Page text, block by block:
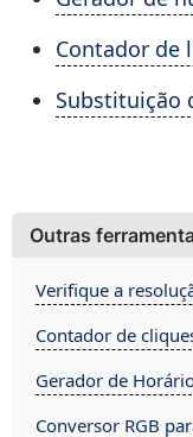
Contador de
Substituição
Outras
Verifique a
Contador de
Gerador de
Conversor RGB